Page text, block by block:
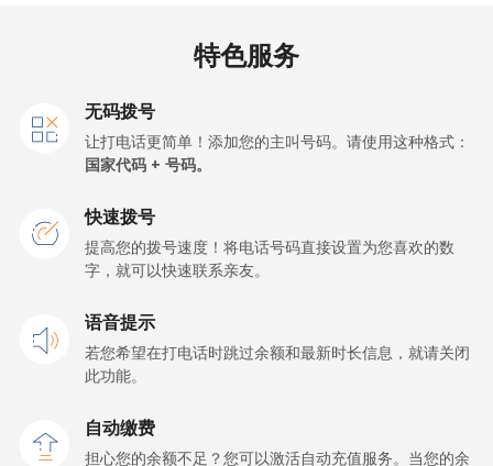
76 分钟最少 ⁦€5⁩
Iran
⁦24.9¢⁩
⁦33.5¢⁩
Iraq
座机 ⁦25.9¢⁩
⁦26.5¢⁩
Ireland
特色服务
无码拨号
让打电话更简单！添加您的主叫号码。请使用这种格式：
国家代码 + 号码。
快速拨号
提高您的拨号速度！将电话号码直接设置为您喜欢的数
字，就可以快速联系亲友。
语音提示
若您希望在打电话时跳过余额和最新时长信息，就请关闭
此功能。
自动缴费
担心您的余额不足？您可以激活自动充值服务。当您的余